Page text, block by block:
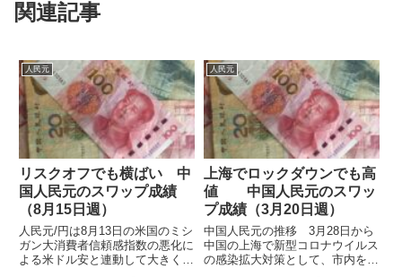
関連記事
人民元
リスクオフでも横ばい 中
国人民元のスワップ成績
（8月15日週）
人民元/円は8月13日の米国のミシ
ガン大消費者信頼感指数の悪化に
よる米ドル安と連動して大きく下
人民元
上海でロックダウンでも高
値 中国人民元のスワッ
プ成績（3月20日週）
中国人民元の推移 3月28日から
中国の上海で新型コロナウイルス
の感染拡大対策として、市内を二